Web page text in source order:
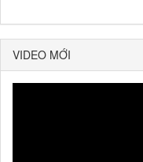
VIDEO MỚI